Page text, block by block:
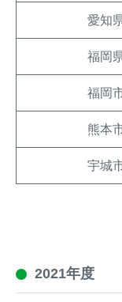
愛知
福岡
福岡
熊本
宇城
2021年度